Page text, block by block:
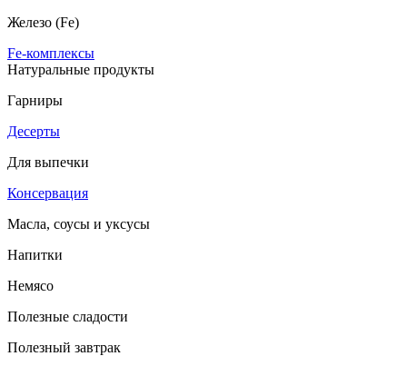
Железо (Fe)
Fe-комплексы
Натуральные продукты
Гарниры
Десерты
Для выпечки
Консервация
Масла, соусы и уксусы
Напитки
Немясо
Полезные сладости
Полезный завтрак